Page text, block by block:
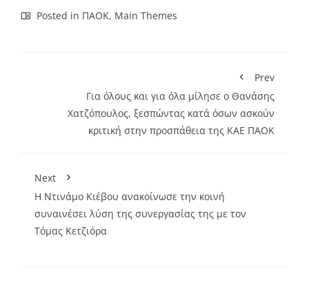
Posted in ΠΑΟΚ, Main Themes
Prev
Για όλους και για όλα μίλησε ο Θανάσης
Χατζόπουλος, ξεσπώντας κατά όσων ασκούν
κριτική στην προσπάθεια της ΚΑΕ ΠΑΟΚ
Next
Η Ντινάμο Κιέβου ανακοίνωσε την κοινή
συναινέσει λύση της συνεργασίας της με τον
Τόμας Κετζιόρα